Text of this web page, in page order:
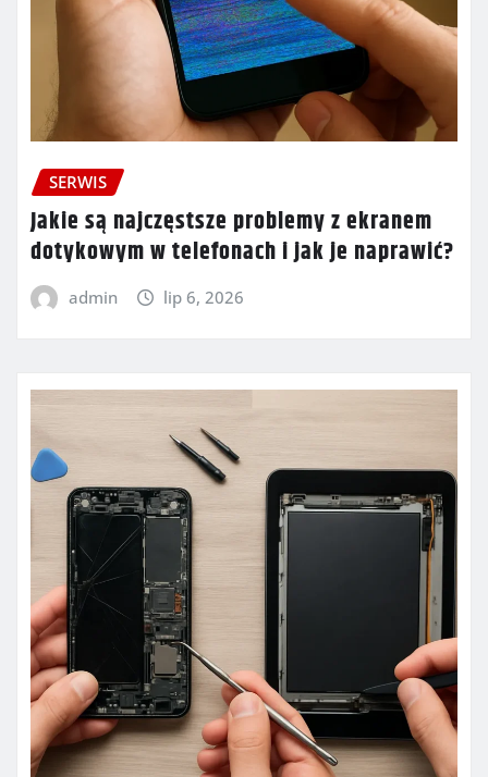
SERWIS
Jakie są najczęstsze problemy z ekranem
dotykowym w telefonach i jak je naprawić?
admin lip 6, 2026